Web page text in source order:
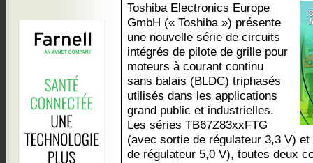
Toshiba Electronics Europe
GmbH (« Toshiba ») présente
une nouvelle série de circuits
intégrés de pilote de grille pour
moteurs à courant continu
sans balais (BLDC) triphasés
utilisés dans les applications
grand public et industrielles.
Les séries TB67Z83xxFTG
(avec sortie de régulateur 3,3 V)
de régulateur 5,0 V), toutes deux